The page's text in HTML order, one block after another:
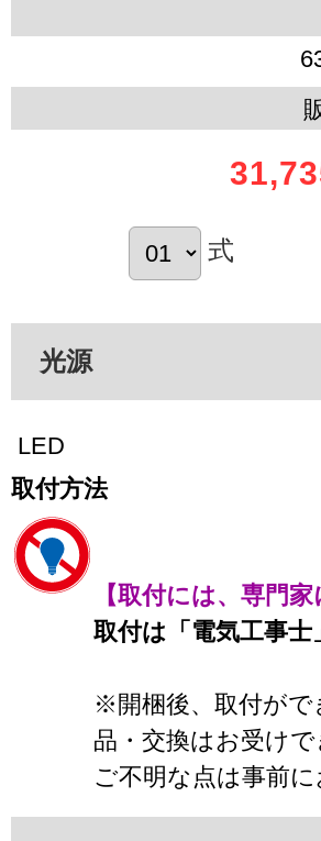
式
光源
LED
取付方法
【取付には、専門
取付は「電気工事
※開梱後、取付がで
品・交換はお受けで
ご不明な点は事前